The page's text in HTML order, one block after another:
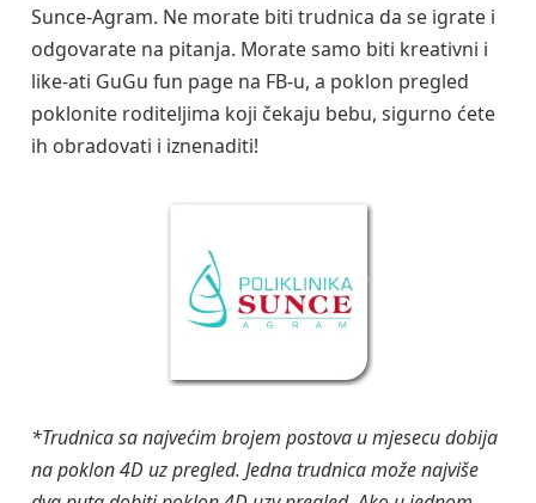
Sunce-Agram. Ne morate biti trudnica da se igrate i
odgovarate na pitanja. Morate samo biti kreativni i
like-ati GuGu fun page na FB-u, a poklon pregled
poklonite roditeljima koji čekaju bebu, sigurno ćete
ih obradovati i iznenaditi!
*Trudnica sa najvećim brojem postova u mjesecu dobija
na poklon 4D uz pregled. Jedna trudnica može najviše